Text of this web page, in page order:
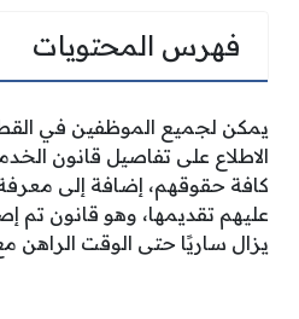
فهرس المحتويات
يمكن لجميع الموظفين في
الاطلاع على تفاصيل قانون
كافة حقوقهم، إضافة إلى معرفة
يزال ساريًا حتى الوقت الراهن